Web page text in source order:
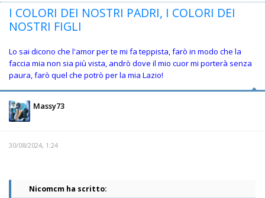
I COLORI DEI NOSTRI PADRI, I COLORI DEI
NOSTRI FIGLI
Lo sai dicono che l'amor per te mi fa teppista, farò in modo che la
faccia mia non sia più vista, andrò dove il mio cuor mi porterà senza
paura, farò quel che potrò per la mia Lazio!
Massy73
30/08/2024, 1:24
Nicomcm ha scritto: